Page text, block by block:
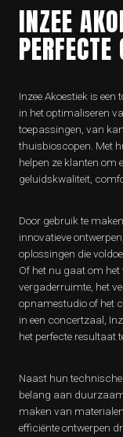
INZEE
Inzee Akoestiek is
in het optimaliseren
toepassingen, van
thuisbioscopen. Met
helpen ze klanten om
geluidskwaliteit,
Door gebruik te
innovatieve
oplossingen die
Of het nu gaat om het
vergaderruimte, het
opnamestudio of het
in een concertzaal,
het perfecte resultaat
Naast hun technische
belang aan
maken van
efficiënte ontwerpen